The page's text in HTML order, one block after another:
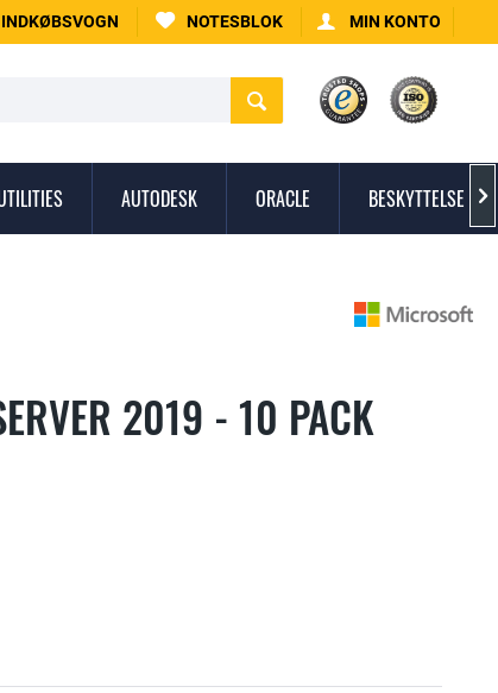
INDKØBSVOGN NOTESBLOK MIN KONTO
AUTODESK ORACLE BESKYTTELSE 
2019 - 10 PACK